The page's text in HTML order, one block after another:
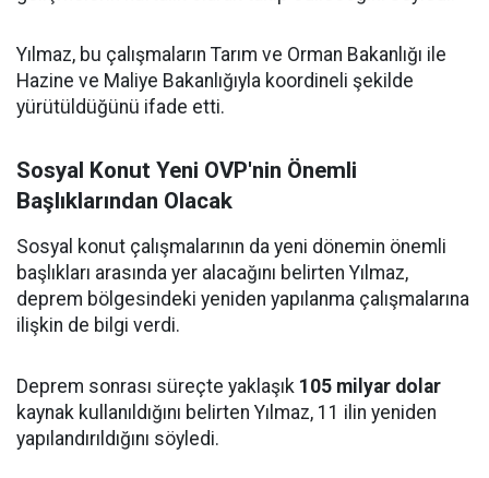
Yılmaz, bu çalışmaların Tarım ve Orman Bakanlığı ile
Hazine ve Maliye Bakanlığıyla koordineli şekilde
yürütüldüğünü ifade etti.
Sosyal Konut Yeni OVP'nin Önemli
Başlıklarından Olacak
Sosyal konut çalışmalarının da yeni dönemin önemli
başlıkları arasında yer alacağını belirten Yılmaz,
deprem bölgesindeki yeniden yapılanma çalışmalarına
ilişkin de bilgi verdi.
Deprem sonrası süreçte yaklaşık 105 milyar dolar
kaynak kullanıldığını belirten Yılmaz, 11 ilin yeniden
yapılandırıldığını söyledi.